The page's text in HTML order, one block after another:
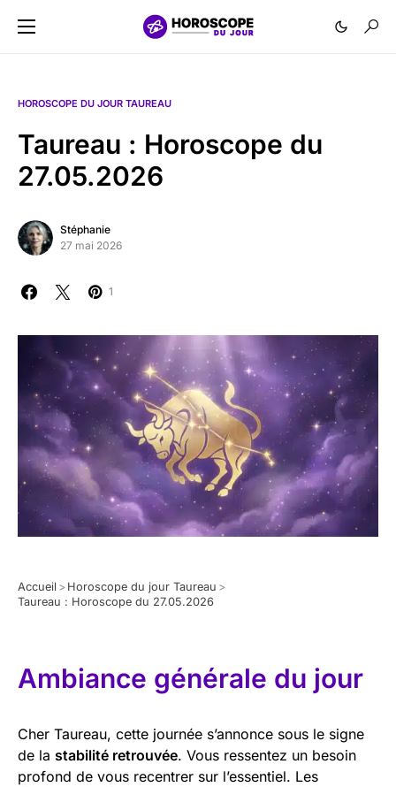
HOROSCOPE DU JOUR TAUREAU
Taureau : Horoscope du
27.05.2026
Stéphanie
27 mai 2026
1
Accueil > Horoscope du jour Taureau >
Taureau : Horoscope du 27.05.2026
Ambiance générale du jour
Cher Taureau, cette journée s’annonce sous le signe
de la stabilité retrouvée. Vous ressentez un besoin
profond de vous recentrer sur l’essentiel. Les